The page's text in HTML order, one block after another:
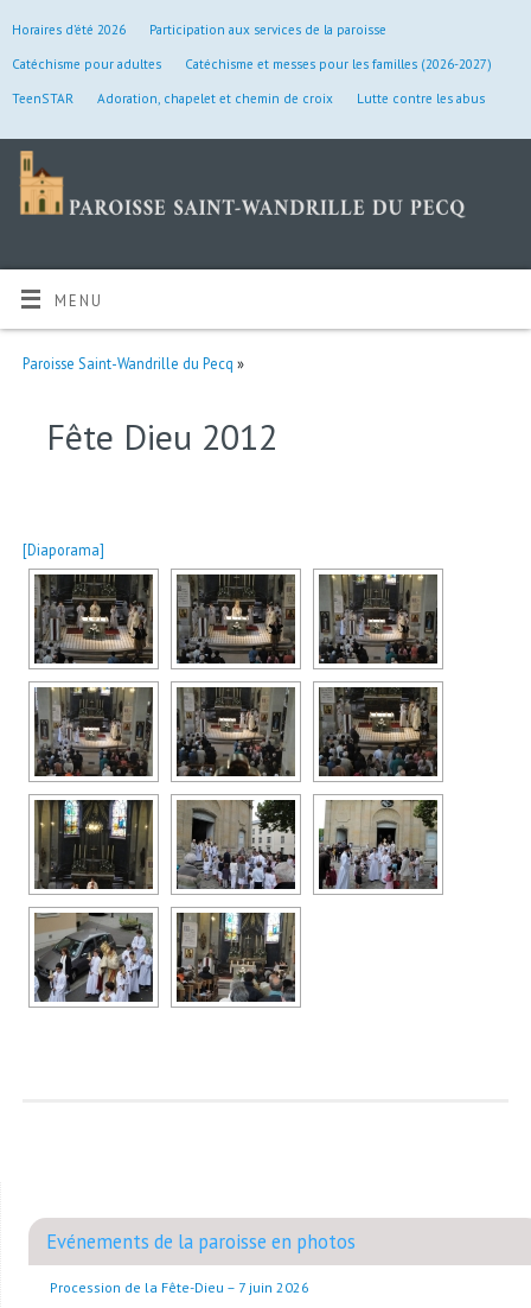
Horaires d’été 2026
Participation aux services de la paroisse
Catéchisme pour adultes
Catéchisme et messes pour les familles (2026-2027)
TeenSTAR
Adoration, chapelet et chemin de croix Lutte contre les abus
MENU
Paroisse Saint-Wandrille du Pecq »
Fête Dieu 2012
[Diaporama]
Evénements de la paroisse en photos
Procession de la Fête-Dieu – 7 juin 2026